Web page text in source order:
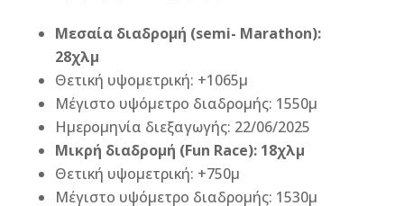
Μεσαία διαδρομή (semi- Marathon):
28χλμ
Θετική υψομετρική: +1065μ
Μέγιστο υψόμετρο διαδρομής: 1550μ
Ημερομηνία διεξαγωγής: 22/06/2025
Μικρή διαδρομή (Fun Race): 18χλμ
Θετική υψομετρική: +750μ
Μέγιστο υψόμετρο διαδρομής: 1530μ